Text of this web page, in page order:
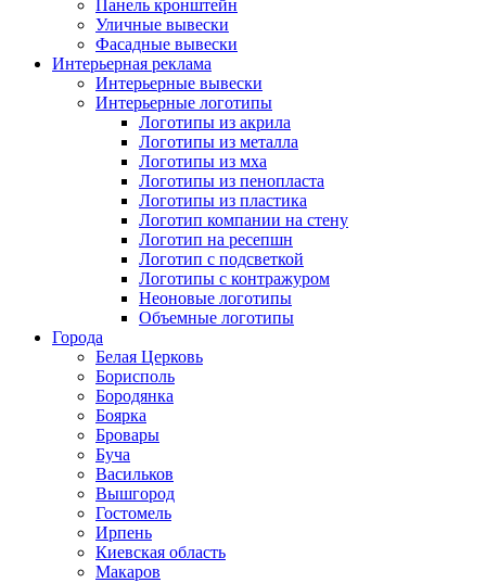
Панель кронштейн
Уличные вывески
Фасадные вывески
Интерьерная реклама
Интерьерные вывески
Интерьерные логотипы
Логотипы из акрила
Логотипы из металла
Логотипы из мха
Логотипы из пенопласта
Логотипы из пластика
Логотип компании на стену
Логотип на ресепшн
Логотип с подсветкой
Логотипы с контражуром
Неоновые логотипы
Объемные логотипы
Города
Белая Церковь
Борисполь
Бородянка
Боярка
Бровары
Буча
Васильков
Вышгород
Гостомель
Ирпень
Киевская область
Макаров